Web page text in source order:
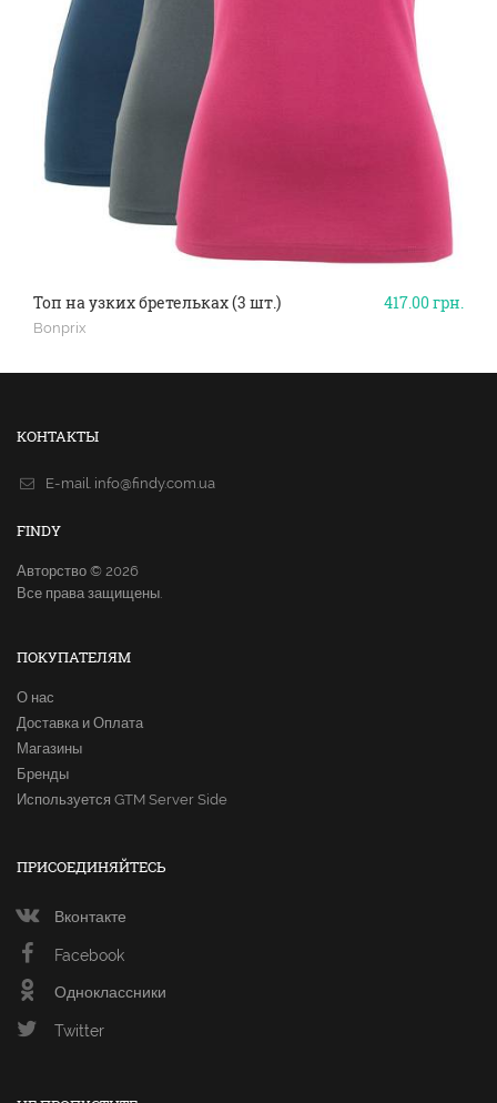
417.00грн.
Топ на узких бретельках (3 шт.)
Bonprix
КОНТАКТЫ
E-mail. info@findy.com.ua
FINDY
Авторство © 2026
Все права защищены.
ПОКУПАТЕЛЯМ
О нас
Доставка и Оплата
Магазины
Бренды
Используется GTM Server Side
ПРИСОЕДИНЯЙТЕСЬ
Вконтакте
Facebook
Одноклассники
Twitter